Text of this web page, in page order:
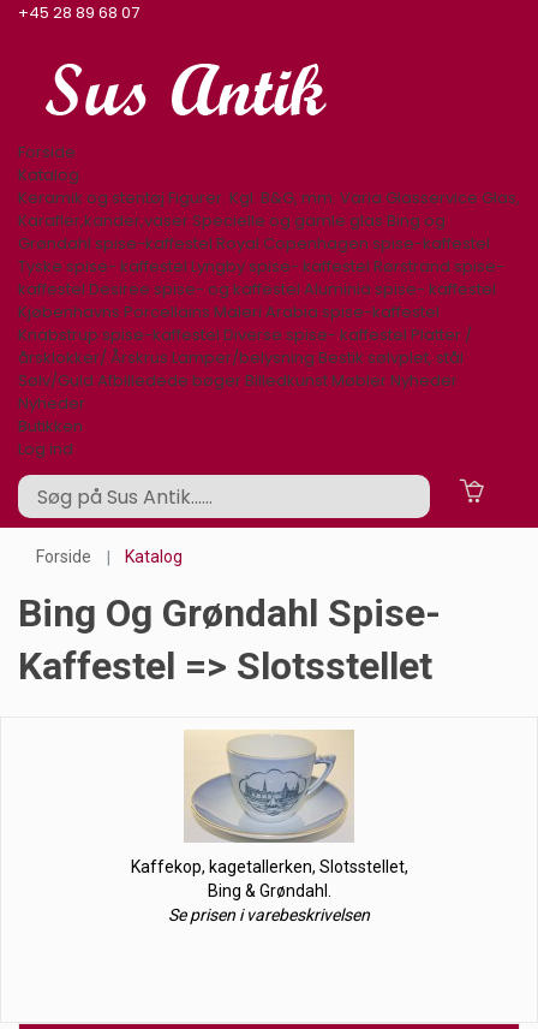
+45 28 89 68 07
Forside
Katalog
Keramik og stentøj Figurer. Kgl. B&G, mm. Varia Glasservice Glas,
Karafler,kander,vaser Specielle og gamle glas Bing og
Grøndahl spise-kaffestel Royal Copenhagen spise-kaffestel
Tyske spise- kaffestel Lyngby spise- kaffestel Rørstrand spise-
kaffestel Desiree spise- og kaffestel Aluminia spise- kaffestel
Kjøbenhavns Porcellains Maleri Arabia spise-kaffestel
Knabstrup spise-kaffestel Diverse spise- kaffestel Platter /
årsklokker/ Årskrus Lamper/belysning Bestik sølvplet, stål
Sølv/Guld Afbilledede bøger Billedkunst Møbler Nyheder
Nyheder
Butikken
Log ind
Forside Katalog
Bing Og Grøndahl Spise-
Kaffestel => Slotsstellet
Kaffekop, kagetallerken, Slotsstellet,
Bing & Grøndahl.
Se prisen i varebeskrivelsen